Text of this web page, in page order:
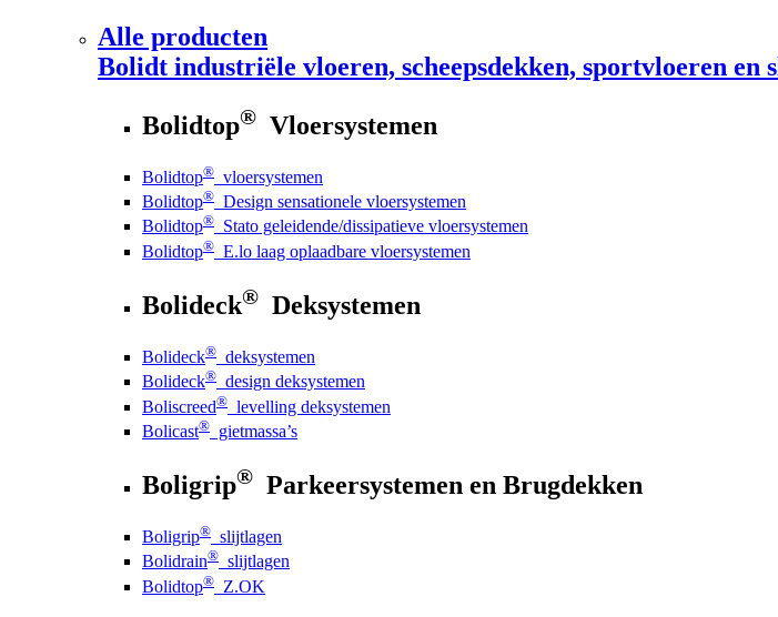
Alle producten
Bolidt industriële vloeren, scheepsdekken, sportvloeren
Bolidtop® Vloersystemen
Bolidtop® vloersystemen
Bolidtop® Design sensationele vloersystemen
Bolidtop® Stato geleidende/dissipatieve vloersystemen
Bolidtop® E.lo laag oplaadbare vloersystemen
Bolideck® Deksystemen
Bolideck® deksystemen
Bolideck® design deksystemen
Boliscreed® levelling deksystemen
Bolicast® gietmassa’s
Boligrip® Parkeersystemen en Brugdekken
Boligrip® slijtlagen
Bolidrain® slijtlagen
Bolidtop® Z.OK